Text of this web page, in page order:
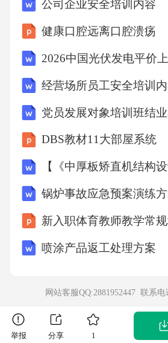
公司企业安全培训内容
健康口腔远离口腔溃疡
经营场所员工安全培训
党员发展对象培训班结
DBS教材11大部屋系统
锅炉事故应急预案演练
新入职体育教师教学常
喷涂产品返工处理方案
网站客服QQ:2881952447 联系电
举报 分享 1